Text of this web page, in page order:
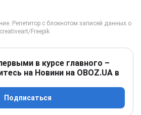
в курсе главного –
на Новини на OBOZ.UA в
Подписаться